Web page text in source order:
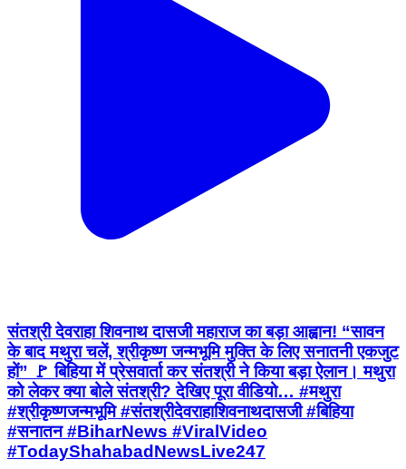
संतश्री देवराहा शिवनाथ दासजी महाराज का बड़ा आह्वान! “सावन
के बाद मथुरा चलें, श्रीकृष्ण जन्मभूमि मुक्ति के लिए सनातनी एकजुट
हों” 🚩 बिहिया में प्रेसवार्ता कर संतश्री ने किया बड़ा ऐलान। मथुरा
को लेकर क्या बोले संतश्री? देखिए पूरा वीडियो… #मथुरा
#श्रीकृष्णजन्मभूमि #संतश्रीदेवराहाशिवनाथदासजी #बिहिया
#सनातन #BiharNews #ViralVideo
#TodayShahabadNewsLive247